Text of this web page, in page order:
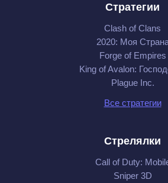
Стратегии
Clash of Clans
2020: Моя
Forge of Empires
King of Avalon:
Plague Inc.
Все стратегии
Стрелялки
Call of Duty:
Sniper 3D